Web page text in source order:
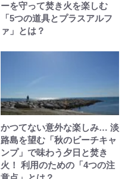
ーを守って焚き火を楽しむ
「5つの道具とプラスアルフ
ァ」とは？
かつてない意外な楽しみ… 淡
路島を望む「秋のビーチキャ
ンプ」で味わう夕日と焚き
火！ 利用のための「4つの注